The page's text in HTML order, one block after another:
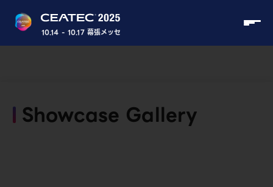
10.14 - 10.17 幕張メッセ
Showcase Gallery